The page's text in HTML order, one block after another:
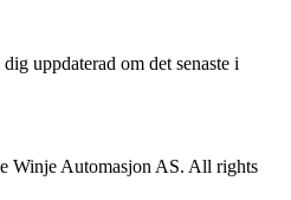
uppdaterad om det senaste i
Winje Automasjon AS. All rights